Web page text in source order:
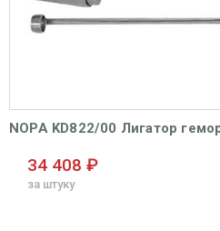
NOPA KD822/00 Лигатор
34 408 ₽
за штуку